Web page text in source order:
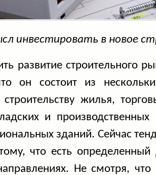
инвестировать в новое
развитие строительного
он состоит из
жилья,
и
зданий. Сейчас
что есть
Не смотря,